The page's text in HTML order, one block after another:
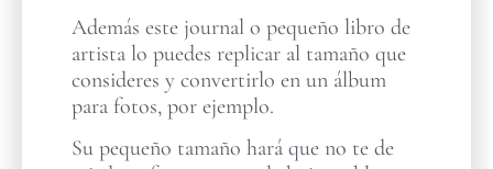
Además este journal o pequeño libro de
artista lo puedes replicar al tamaño que
consideres y convertirlo en un álbum
para fotos, por ejemplo.
Su pequeño tamaño hará que no te de